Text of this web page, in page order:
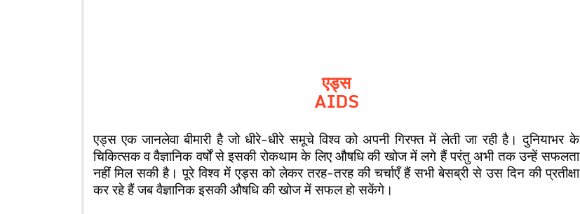
एड्स
AIDS
एड्स एक जानलेवा बीमारी है जो धीरे-धीरे समूचे विश्व को अपनी गिरफ्त में लेती जा रही है। दुनियाभर के
चिकित्सक व वैज्ञानिक वर्षों से इसकी रोकथाम के लिए औषधि की खोज में लगे हैं परंतु अभी तक उन्हें सफलता
नहीं मिल सकी है। पूरे विश्व में एड्स को लेकर तरह-तरह की चर्चाएँ हैं सभी बेसब्री से उस दिन की प्रतीक्षा
कर रहे हैं जब वैज्ञानिक इसकी औषधि की खोज में सफल हो सकेंगे।